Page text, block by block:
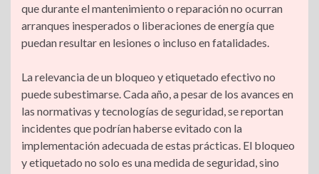
p n m k
n t
r
que durante el mantenimiento o reparación no ocurran
arranques inesperados o liberaciones de energía que
puedan resultar en lesiones o incluso en fatalidades.
La relevancia de un bloqueo y etiquetado efectivo no
puede subestimarse. Cada año, a pesar de los avances en
las normativas y tecnologías de seguridad, se reportan
incidentes que podrían haberse evitado con la
implementación adecuada de estas prácticas. El bloqueo
y etiquetado no solo es una medida de seguridad, sino